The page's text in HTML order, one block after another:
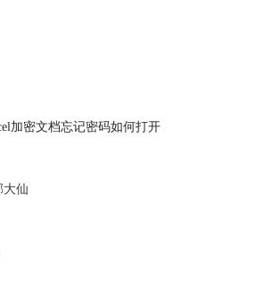
加密文档忘记密码如何打开
大仙